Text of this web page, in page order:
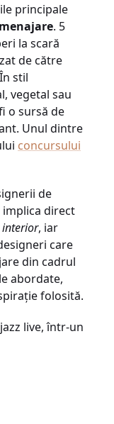
principale
. 5
la scară
de către
stil
vegetal sau
o sursă de
Unul dintre
concursului
de
direct
interior, iar
care
din cadrul
abordate,
folosită.
live, într-un